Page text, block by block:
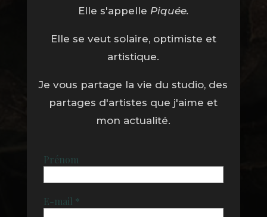
Elle s'appelle Piquée.
Elle se veut solaire, optimiste et
artistique.
Je vous partage la vie du studio, des
partages d'artistes que j'aime et
mon actualité.
Prénom
E-mail *